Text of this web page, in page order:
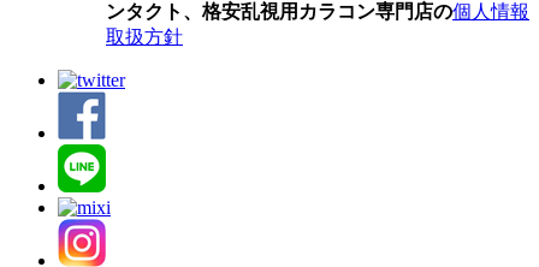
ンタクト、格安乱視用カラコン専門店の個人情報
取扱方針